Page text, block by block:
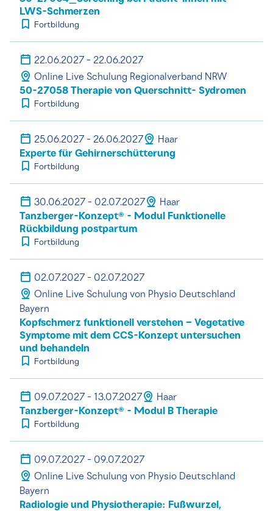
LWS-Schmerzen
Fortbildung
22.06.2027 - 22.06.2027
Online Live Schulung Regionalverband NRW
50-27058 Therapie von Querschnitt- Sydromen
Fortbildung
25.06.2027 - 26.06.2027 Haar
Experte für Gehirnerschütterung
Fortbildung
30.06.2027 - 02.07.2027 Haar
Tanzberger-Konzept® - Modul Funktionelle
Rückbildung postpartum
Fortbildung
02.07.2027 - 02.07.2027
Online Live Schulung von Physio Deutschland
Bayern
Kopfschmerz funktionell verstehen – Vegetative
Symptome mit dem CCS-Konzept untersuchen
und behandeln
Fortbildung
09.07.2027 - 13.07.2027 Haar
Tanzberger-Konzept® - Modul B Therapie
Fortbildung
09.07.2027 - 09.07.2027
Online Live Schulung von Physio Deutschland
Bayern
Radiologie und Physiotherapie: Fußwurzel,